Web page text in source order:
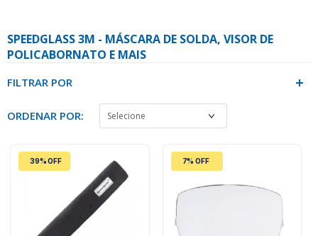
SPEEDGLASS 3M - MÁSCARA DE SOLDA, VISOR DE
POLICABORNATO E MAIS
FILTRAR POR
ORDENAR POR:
39% OFF 7% OFF